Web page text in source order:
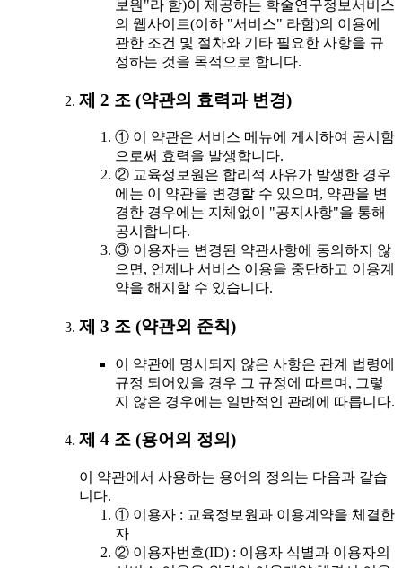
보원"라 함)이 제공하는 학술연구정보서비스
의 웹사이트(이하 "서비스" 라함)의 이용에
관한 조건 및 절차와 기타 필요한 사항을 규
정하는 것을 목적으로 합니다.
제 2 조 (약관의 효력과 변경)
① 이 약관은 서비스 메뉴에 게시하여 공시함
으로써 효력을 발생합니다.
② 교육정보원은 합리적 사유가 발생한 경우
에는 이 약관을 변경할 수 있으며, 약관을 변
경한 경우에는 지체없이 "공지사항"을 통해
공시합니다.
③ 이용자는 변경된 약관사항에 동의하지 않
으면, 언제나 서비스 이용을 중단하고 이용계
약을 해지할 수 있습니다.
제 3 조 (약관외 준칙)
이 약관에 명시되지 않은 사항은 관계 법령에
규정 되어있을 경우 그 규정에 따르며, 그렇
지 않은 경우에는 일반적인 관례에 따릅니다.
제 4 조 (용어의 정의)
이 약관에서 사용하는 용어의 정의는 다음과 같습
니다.
① 이용자 : 교육정보원과 이용계약을 체결한
자
② 이용자번호(ID) : 이용자 식별과 이용자의